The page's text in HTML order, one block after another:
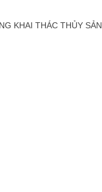
KHAI THÁC THỦY SẢN